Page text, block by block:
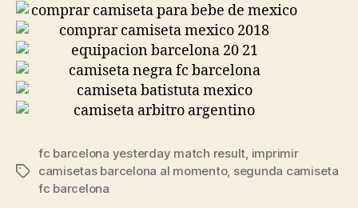
Etiquetas
fc barcelona yesterday match result, imprimir
camisetas barcelona al momento, segunda camiseta
fc barcelona